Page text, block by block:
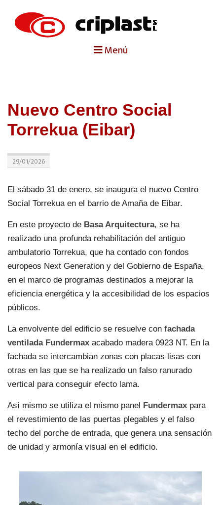
Menú
portada
trabajos destacados
Nuevo Centro Social
Torrekua (Eibar)
29/01/2026
El sábado 31 de enero, se inaugura el nuevo Centro
Social Torrekua en el barrio de Amaña de Eibar.
En este proyecto de Basa Arquitectura, se ha
realizado una profunda rehabilitación del antiguo
ambulatorio Torrekua, que ha contado con fondos
europeos Next Generation y del Gobierno de España,
en el marco de programas destinados a mejorar la
eficiencia energética y la accesibilidad de los espacios
públicos.
La envolvente del edificio se resuelve con fachada
ventilada Fundermax acabado madera 0923 NT. En la
fachada se intercambian zonas con placas lisas con
otras en las que se ha realizado un falso ranurado
vertical para conseguir efecto lama.
Así mismo se utiliza el mismo panel Fundermax para
el revestimiento de las puertas plegables y el falso
techo del porche de entrada, que genera una sensación
de unidad y armonía visual en el edificio.